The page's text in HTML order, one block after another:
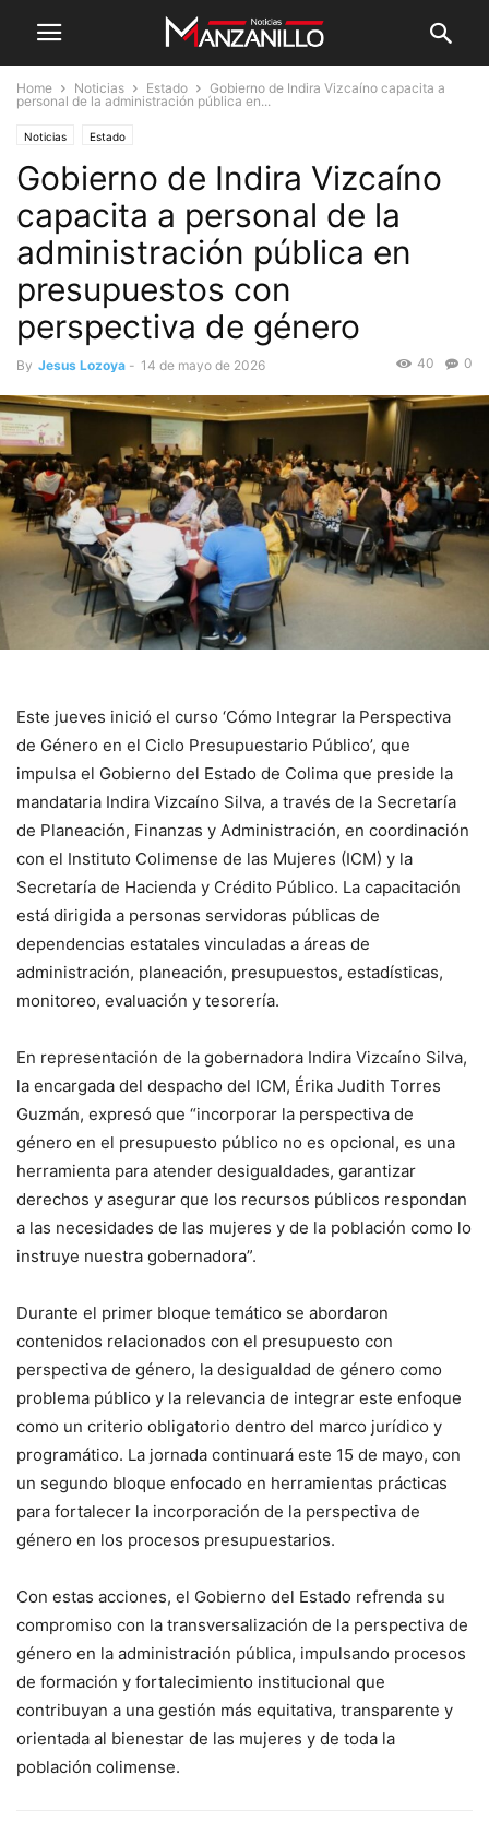
Home Noticias Estado
Gobierno de Indira Vizcaíno capacita a
personal de la administración pública en...
Noticias Estado
Gobierno de Indira Vizcaíno
capacita a personal de la
administración pública en
presupuestos con
perspectiva de género
By Jesus Lozoya - 14 de mayo de 2026 0
40
Este jueves inició el curso ‘Cómo Integrar la Perspectiva
de Género en el Ciclo Presupuestario Público’, que
impulsa el Gobierno del Estado de Colima que preside la
mandataria Indira Vizcaíno Silva, a través de la Secretaría
de Planeación, Finanzas y Administración, en coordinación
con el Instituto Colimense de las Mujeres (ICM) y la
Secretaría de Hacienda y Crédito Público. La capacitación
está dirigida a personas servidoras públicas de
dependencias estatales vinculadas a áreas de
administración, planeación, presupuestos, estadísticas,
monitoreo, evaluación y tesorería.
En representación de la gobernadora Indira Vizcaíno Silva,
la encargada del despacho del ICM, Érika Judith Torres
Guzmán, expresó que “incorporar la perspectiva de
género en el presupuesto público no es opcional, es una
herramienta para atender desigualdades, garantizar
derechos y asegurar que los recursos públicos respondan
a las necesidades de las mujeres y de la población como lo
instruye nuestra gobernadora”.
Durante el primer bloque temático se abordaron
contenidos relacionados con el presupuesto con
perspectiva de género, la desigualdad de género como
problema público y la relevancia de integrar este enfoque
como un criterio obligatorio dentro del marco jurídico y
programático. La jornada continuará este 15 de mayo, con
un segundo bloque enfocado en herramientas prácticas
para fortalecer la incorporación de la perspectiva de
género en los procesos presupuestarios.
Con estas acciones, el Gobierno del Estado refrenda su
compromiso con la transversalización de la perspectiva de
género en la administración pública, impulsando procesos
de formación y fortalecimiento institucional que
contribuyan a una gestión más equitativa, transparente y
orientada al bienestar de las mujeres y de toda la
población colimense.